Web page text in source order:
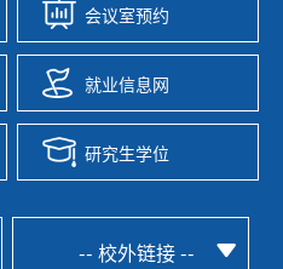
会议室预约
就业信息网
研究生学位
-- 校外链接 --